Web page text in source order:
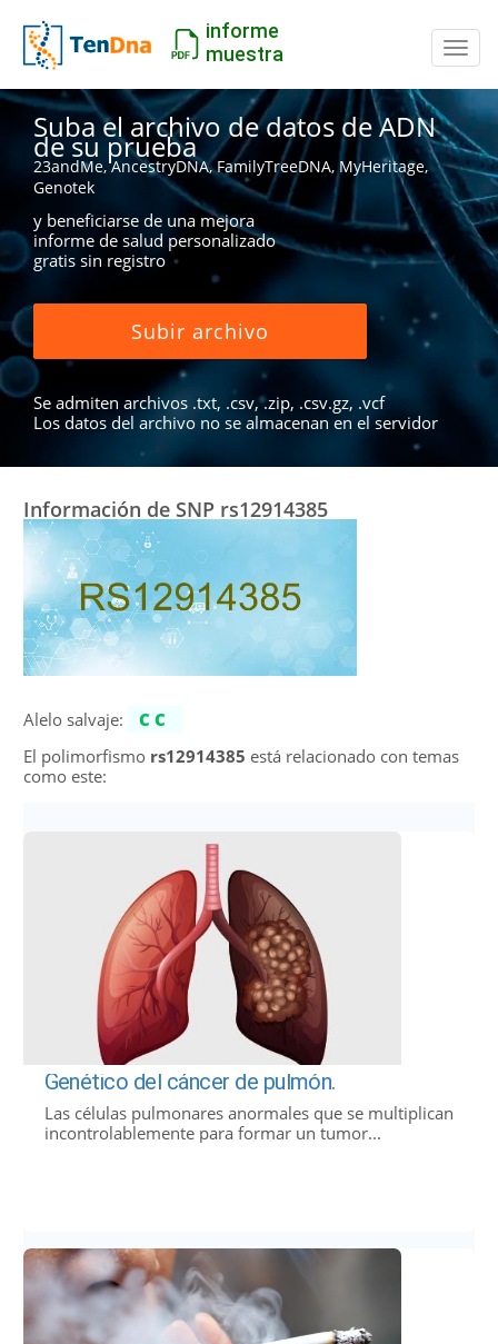
informe
muestra
Suba el archivo de datos de ADN
de su prueba
23andMe, AncestryDNA, FamilyTreeDNA, MyHeritage,
Genotek
y beneficiarse de una mejora
informe de salud personalizado
gratis sin registro
Subir archivo
Se admiten archivos .txt, .csv, .zip, .csv.gz, .vcf
Los datos del archivo no se almacenan en el servidor
Información de SNP rs12914385
Alelo salvaje:
CC
El polimorfismo rs12914385 está relacionado con temas
como este:
Genético del cáncer de pulmón.
Las células pulmonares anormales que se multiplican
incontrolablemente para formar un tumor...